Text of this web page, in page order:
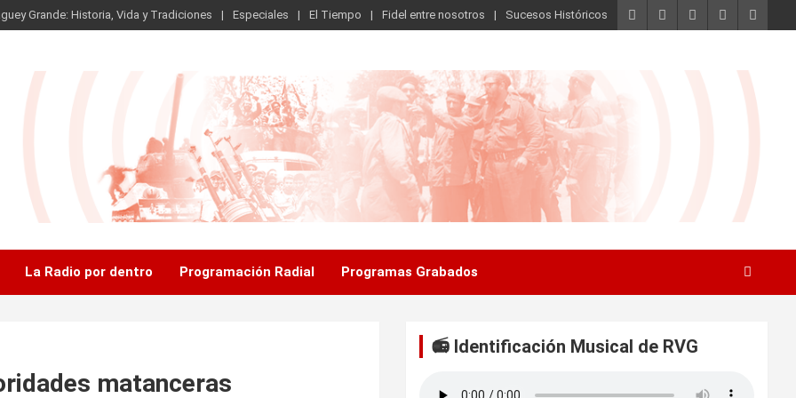
Grande: Historia, Vida y Tradiciones Especiales El Tiempo Fidel entre nosotros Sucesos Históricos
La Radio por dentro Programación Radial Programas Grabados
matanceras
📻 Identificación Musical de RVG